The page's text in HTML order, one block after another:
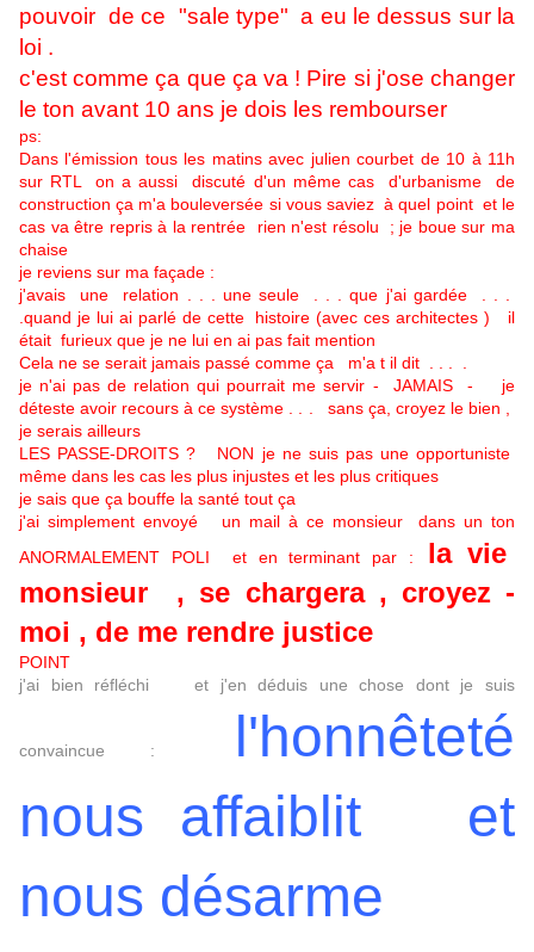
pouvoir de ce "sale type" a eu le dessus sur la
loi .
c'est comme ça que ça va ! Pire si j'ose changer
le ton avant 10 ans je dois les rembourser
ps:
Dans l'émission tous les matins avec julien courbet de 10 à 11h
sur RTL on a aussi discuté d'un même cas d'urbanisme de
construction ça m'a bouleversée si vous saviez à quel point et le
cas va être repris à la rentrée rien n'est résolu ; je boue sur ma
chaise
je reviens sur ma façade :
j'avais une relation . . . une seule . . . que j'ai gardée . . .
.quand je lui ai parlé de cette histoire (avec ces architectes ) il
était furieux que je ne lui en ai pas fait mention
Cela ne se serait jamais passé comme ça m'a t il dit . . . .
je n'ai pas de relation qui pourrait me servir - JAMAIS - je
déteste avoir recours à ce système . . . sans ça, croyez le bien ,
je serais ailleurs
LES PASSE-DROITS ? NON je ne suis pas une opportuniste
même dans les cas les plus injustes et les plus critiques
je sais que ça bouffe la santé tout ça
j'ai simplement envoyé un mail à ce monsieur dans un ton
ANORMALEMENT POLI et en terminant par :
la vie
monsieur , se chargera , croyez -
moi , de me rendre justice
POINT
j'ai bien réfléchi et j'en déduis une chose dont je suis
convaincue :
l'honnêteté
nous affaiblit et
nous désarme